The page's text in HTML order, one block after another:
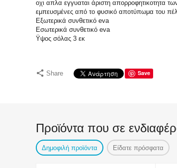
οχι απλα εγγυαται άριστη απορροφητικοτητα
εμπευσμένες από το φυσικό αποτύπωμα του
Εξωτερικά συνθετικό eva
Εσωτερικά συνθετικό eva
Ϋψος σόλας 3 εκ
Share Save
Προϊόντα που σε
Δημοφιλή προϊόντα Είδατε πρόσφατα